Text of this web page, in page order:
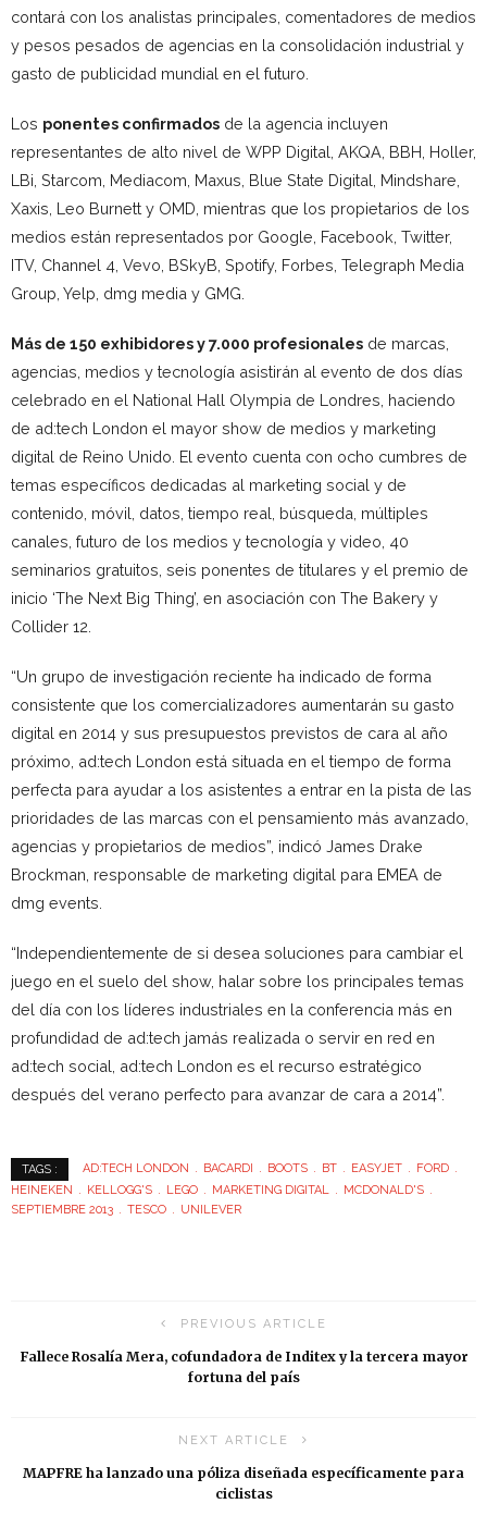
contará con los analistas principales, comentadores de medios
y pesos pesados de agencias en la consolidación industrial y
gasto de publicidad mundial en el futuro.
Los ponentes confirmados de la agencia incluyen
representantes de alto nivel de WPP Digital, AKQA, BBH, Holler,
LBi, Starcom, Mediacom, Maxus, Blue State Digital, Mindshare,
Xaxis, Leo Burnett y OMD, mientras que los propietarios de los
medios están representados por Google, Facebook, Twitter,
ITV, Channel 4, Vevo, BSkyB, Spotify, Forbes, Telegraph Media
Group, Yelp, dmg media y GMG.
Más de 150 exhibidores y 7.000 profesionales de marcas,
agencias, medios y tecnología asistirán al evento de dos días
celebrado en el National Hall Olympia de Londres, haciendo
de ad:tech London el mayor show de medios y marketing
digital de Reino Unido. El evento cuenta con ocho cumbres de
temas específicos dedicadas al marketing social y de
contenido, móvil, datos, tiempo real, búsqueda, múltiples
canales, futuro de los medios y tecnología y video, 40
seminarios gratuitos, seis ponentes de titulares y el premio de
inicio ‘The Next Big Thing’, en asociación con The Bakery y
Collider 12.
“Un grupo de investigación reciente ha indicado de forma
consistente que los comercializadores aumentarán su gasto
digital en 2014 y sus presupuestos previstos de cara al año
próximo, ad:tech London está situada en el tiempo de forma
perfecta para ayudar a los asistentes a entrar en la pista de las
prioridades de las marcas con el pensamiento más avanzado,
agencias y propietarios de medios”, indicó James Drake
Brockman, responsable de marketing digital para EMEA de
dmg events.
“Independientemente de si desea soluciones para cambiar el
juego en el suelo del show, halar sobre los principales temas
del día con los líderes industriales en la conferencia más en
profundidad de ad:tech jamás realizada o servir en red en
ad:tech social, ad:tech London es el recurso estratégico
después del verano perfecto para avanzar de cara a 2014”.
TAGS : AD:TECH LONDON BACARDI BOOTS BT EASYJET
FORD
HEINEKEN
KELLOGG'S LEGO MARKETING DIGITAL
MCDONALD'S
SEPTIEMBRE 2013
TESCO UNILEVER
PREVIOUS ARTICLE
Fallece Rosalía Mera, cofundadora de Inditex y la tercera mayor
fortuna del país
NEXT ARTICLE
MAPFRE ha lanzado una póliza diseñada específicamente para
ciclistas